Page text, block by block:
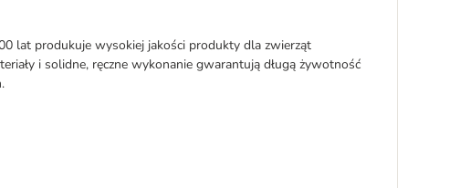
lat produkuje wysokiej jakości produkty dla zwierząt
i solidne, ręczne wykonanie gwarantują długą żywotność